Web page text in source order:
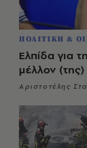
ΠΟΛΙΤΙΚΗ &
Ελπίδα για
μέλλον (της)
Αριστοτέλης